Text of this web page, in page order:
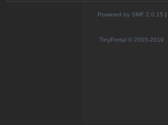
Powered by SMF 2.0.15 |
TinyPortal © 2005-2019